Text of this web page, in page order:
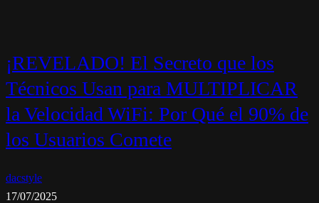
¡REVELADO! El Secreto que los
Técnicos Usan para MULTIPLICAR
la Velocidad WiFi: Por Qué el 90% de
los Usuarios Comete
dacstyle
17/07/2025